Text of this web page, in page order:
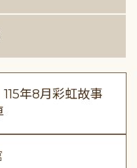
115年8月彩虹故事